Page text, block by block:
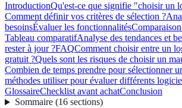
IntroductionQu'est-ce que signifie "choisir un
Comment définir vos critères de sélection ?
besoinsÉvaluer les fonctionnalités
Tableau comparatifAnalyse des tendances et
rester à jour ?FAQComment choisir entre un
gratuit ?Quels sont les risques de choisir un
Combien de temps prendre pour sélectionner
méthodes utiliser pour évaluer différents
GlossaireChecklist avant achatConclusion
Sommaire(16 sections)